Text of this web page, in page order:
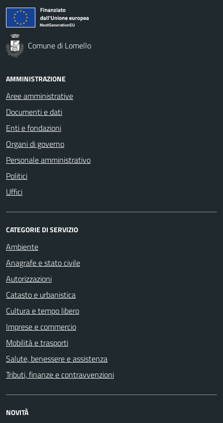
Comune di Lomello
AMMINISTRAZIONE
Aree amministrative
Documenti e dati
Enti e fondazioni
Organi di governo
Personale amministrativo
Politici
Uffici
CATEGORIE DI SERVIZIO
Ambiente
Anagrafe e stato civile
Autorizzazioni
Catasto e urbanistica
Cultura e tempo libero
Imprese e commercio
Mobilità e trasporti
Salute, benessere e assistenza
Tributi, finanze e contravvenzioni
NOVITÀ